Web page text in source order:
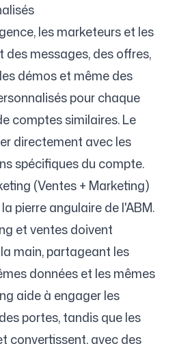
les marketeurs et les
messages, des offres,
démos et même des
pour chaque
comptes similaires. Le
directement avec les
spécifiques du compte.
(Ventes + Marketing)
pierre angulaire de l'ABM.
et ventes doivent
main, partageant les
données et les mêmes
aide à engager les
portes, tandis que les
convertissent, avec des